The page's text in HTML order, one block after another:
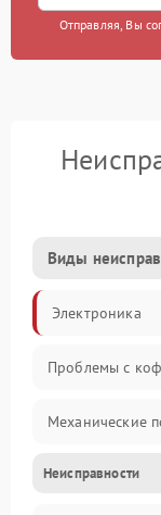
Отправляя, Вы
Виды
Электроника
Проблемы с
Механические
Прочие
Неисправности